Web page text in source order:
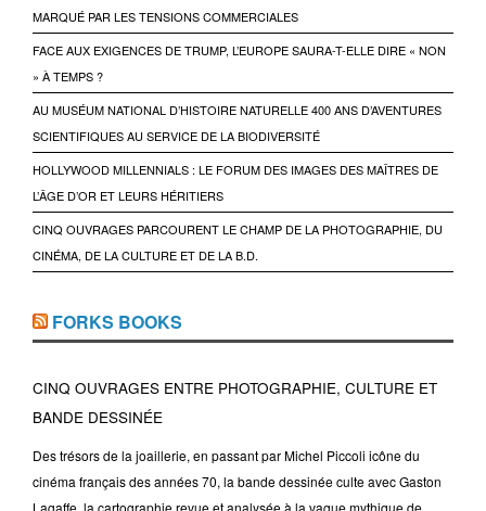
MARQUÉ PAR LES TENSIONS COMMERCIALES
FACE AUX EXIGENCES DE TRUMP, L’EUROPE SAURA-T-ELLE DIRE « NON
» À TEMPS ?
AU MUSÉUM NATIONAL D’HISTOIRE NATURELLE 400 ANS D’AVENTURES
SCIENTIFIQUES AU SERVICE DE LA BIODIVERSITÉ
HOLLYWOOD MILLENNIALS : LE FORUM DES IMAGES DES MAÎTRES DE
L’ÂGE D’OR ET LEURS HÉRITIERS
CINQ OUVRAGES PARCOURENT LE CHAMP DE LA PHOTOGRAPHIE, DU
CINÉMA, DE LA CULTURE ET DE LA B.D.
FORKS BOOKS
CINQ OUVRAGES ENTRE PHOTOGRAPHIE, CULTURE ET
BANDE DESSINÉE
Des trésors de la joaillerie, en passant par Michel Piccoli icône du
cinéma français des années 70, la bande dessinée culte avec Gaston
Lagaffe, la cartographie revue et analysée à la vague mythique de